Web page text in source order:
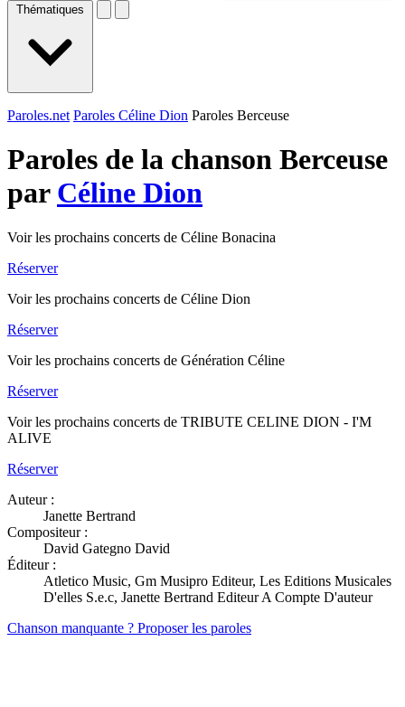
Thématiques
Paroles.net Paroles Céline Dion Paroles Berceuse
Paroles de la chanson Berceuse
par Céline Dion
Voir les prochains concerts de Céline Bonacina
Réserver
Voir les prochains concerts de Céline Dion
Réserver
Voir les prochains concerts de Génération Céline
Réserver
Voir les prochains concerts de TRIBUTE CELINE DION - I'M
ALIVE
Réserver
Auteur :
Janette Bertrand
Compositeur :
David Gategno David
Éditeur :
Atletico Music, Gm Musipro Editeur, Les Editions Musicales
D'elles S.e.c, Janette Bertrand Editeur A Compte D'auteur
Chanson manquante ? Proposer les paroles